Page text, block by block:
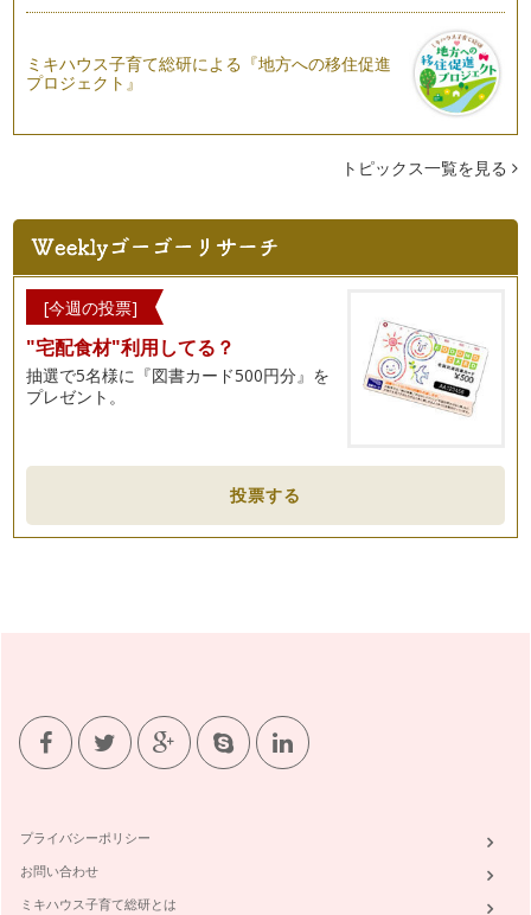
ミキハウス子育て総研による『地方への移住促進
プロジェクト』
トピックス一覧を見る
[今週の投票]
"宅配食材"利用してる？
抽選で5名様に『図書カード500円分』を
プレゼント。
投票する
プライバシーポリシー
お問い合わせ
ミキハウス子育て総研とは